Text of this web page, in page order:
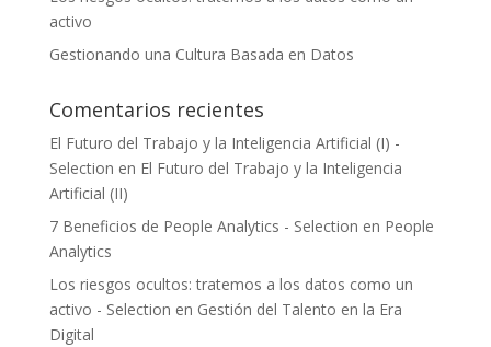
activo
Gestionando una Cultura Basada en Datos
Comentarios recientes
El Futuro del Trabajo y la Inteligencia Artificial (I) -
Selection en El Futuro del Trabajo y la Inteligencia
Artificial (II)
7 Beneficios de People Analytics - Selection en People
Analytics
Los riesgos ocultos: tratemos a los datos como un
activo - Selection en Gestión del Talento en la Era
Digital